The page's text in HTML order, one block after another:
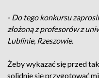
- Do tego konkursu
złożoną z profesorów z
Lublinie, Rzeszowie.
Żeby wykazać się przed
solidnie się przygotować